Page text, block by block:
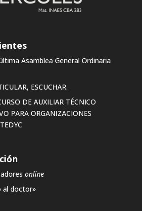
Asamblea General Ordinaria
ESCUCHAR.
DE AUXILIAR TÉCNICO
PARA ORGANIZACIONES
online
al doctor»